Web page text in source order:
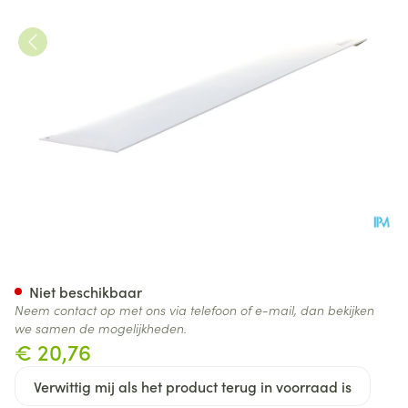
€ 20,76
Verwittig mij als het product terug in voorraad is
Niet beschikbaar
Neem contact op met ons via telefoon of e-mail, dan bekijken
we samen de mogelijkheden.